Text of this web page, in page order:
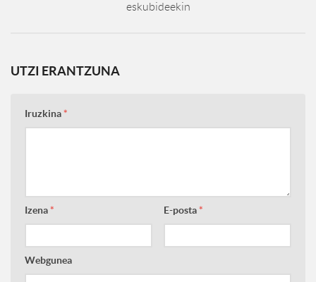
eskubideekin
UTZI ERANTZUNA
Iruzkina*
Izena* E-posta*
Webgunea